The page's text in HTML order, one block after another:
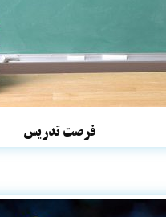
فرصت تدریس